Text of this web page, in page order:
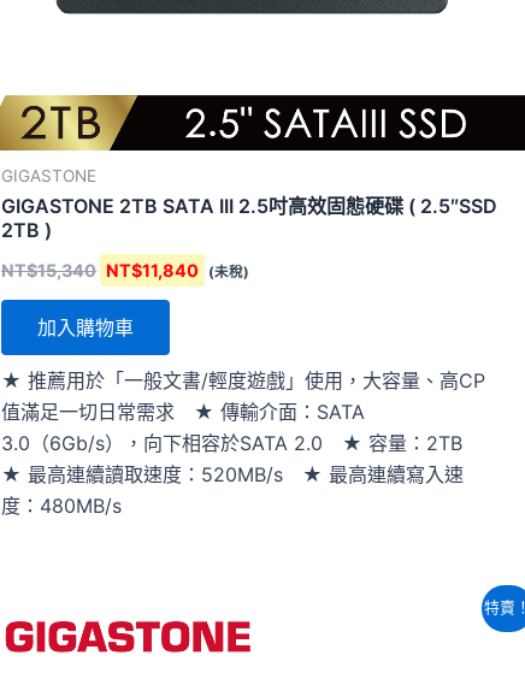
GIGASTONE
GIGASTONE 2TB SATA III 2.5吋高效固態硬碟 ( 2.5″SSD
2TB )
NT$15,340 NT$11,840 (未稅)
加入購物車
★ 推薦用於「一般文書/輕度遊戲」使用，大容量、高CP
值滿足一切日常需求 ★ 傳輸介面：SATA
3.0（6Gb/s），向下相容於SATA 2.0 ★ 容量：2TB
★ 最高連續讀取速度：520MB/s ★ 最高連續寫入速
度：480MB/s
特賣！
始
價
前
價